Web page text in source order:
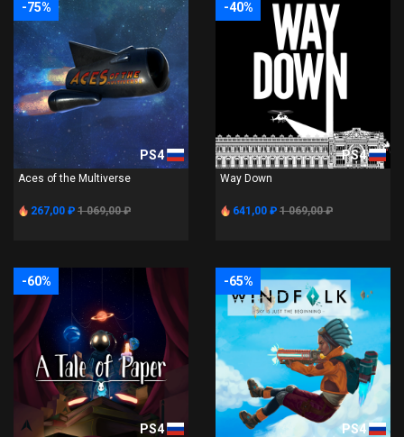
-75%
PS4
Aces of the Multiverse
267,00 ₽ 1 069,00 ₽
-40%
PS4
Way Down
641,00 ₽ 1 069,00 ₽
-60%
PS4
-65%
PS4